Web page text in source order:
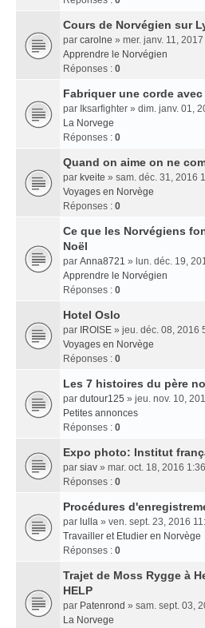
Cours de Norvégien sur
par carolne » mer. janv. 11,
Apprendre le Norvégien
Réponses : 0
Fabriquer une corde
par Iksarfighter » dim. janv. 01,
La Norvege
Réponses : 0
Quand on aime on ne
par kveite » sam. déc. 31, 2016
Voyages en Norvège
Réponses : 0
Ce que les Norvégiens
Noël
par Anna8721 » lun. déc. 19,
Apprendre le Norvégien
Réponses : 0
Hotel Oslo
par IROISE » jeu. déc. 08, 2016
Voyages en Norvège
Réponses : 0
Les 7 histoires du père
par dutour125 » jeu. nov. 10,
Petites annonces
Réponses : 0
Expo photo: Institut
par siav » mar. oct. 18, 2016
Réponses : 0
Procédures
par lulla » ven. sept. 23, 2016
Travailler et Etudier en Norvège
Réponses : 0
Trajet de Moss Rygge à
HELP
par Patenrond » sam. sept. 03,
La Norvege